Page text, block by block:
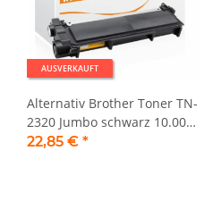
AUSVERKAUFT
Alternativ Brother Toner TN-
2320 Jumbo schwarz 10.000
Seiten
22,85 € *